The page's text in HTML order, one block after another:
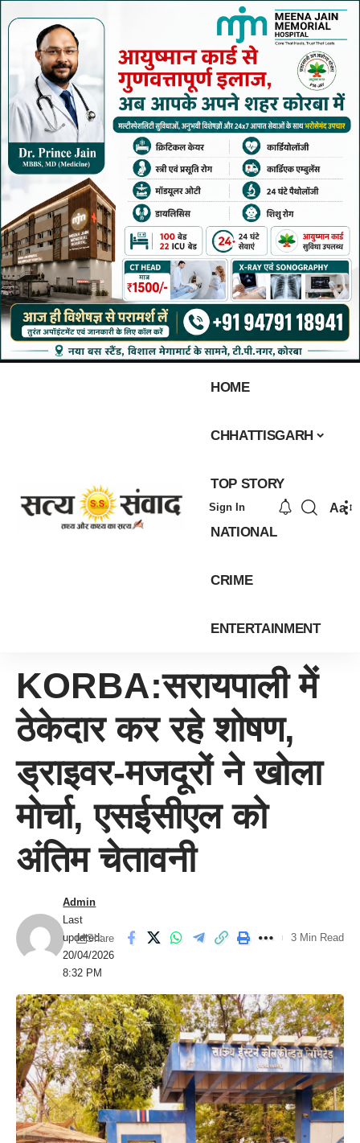
HOME
CHHATTISGARH
TOP STORY
NATIONAL
CRIME
ENTERTAINMENT
Sign In Aa
KORBA:सरायपाली में
ठेकेदार कर रहे शोषण,
ड्राइवर-मजदूरों ने खोला
मोर्चा, एसईसीएल को
अंतिम चेतावनी
Last
updated:
20/04/2026
8:32 PM
Admin
Share 3 Min Read